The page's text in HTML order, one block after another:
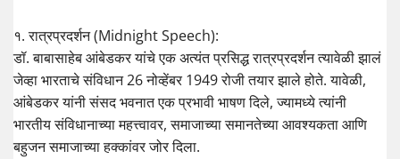
१. रात्रप्रदर्शन (Midnight Speech):
डॉ. बाबासाहेब आंबेडकर यांचे एक अत्यंत प्रसिद्ध रात्रप्रदर्शन त्यावेळी झालं
जेव्हा भारताचे संविधान 26 नोव्हेंबर 1949 रोजी तयार झाले होते. यावेळी,
आंबेडकर यांनी संसद भवनात एक प्रभावी भाषण दिले, ज्यामध्ये त्यांनी
भारतीय संविधानाच्या महत्त्वावर, समाजाच्या समानतेच्या आवश्यकता आणि
बहुजन समाजाच्या हक्कांवर जोर दिला.